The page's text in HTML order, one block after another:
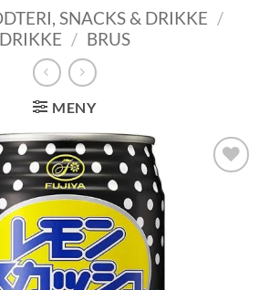
SNACKS & DRIKKE /
DRIKKE / BRUS
MENY